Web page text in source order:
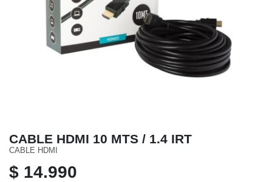
CABLE HDMI 10 MTS / 1.4 IRT
CABLE HDMI
$ 14.990